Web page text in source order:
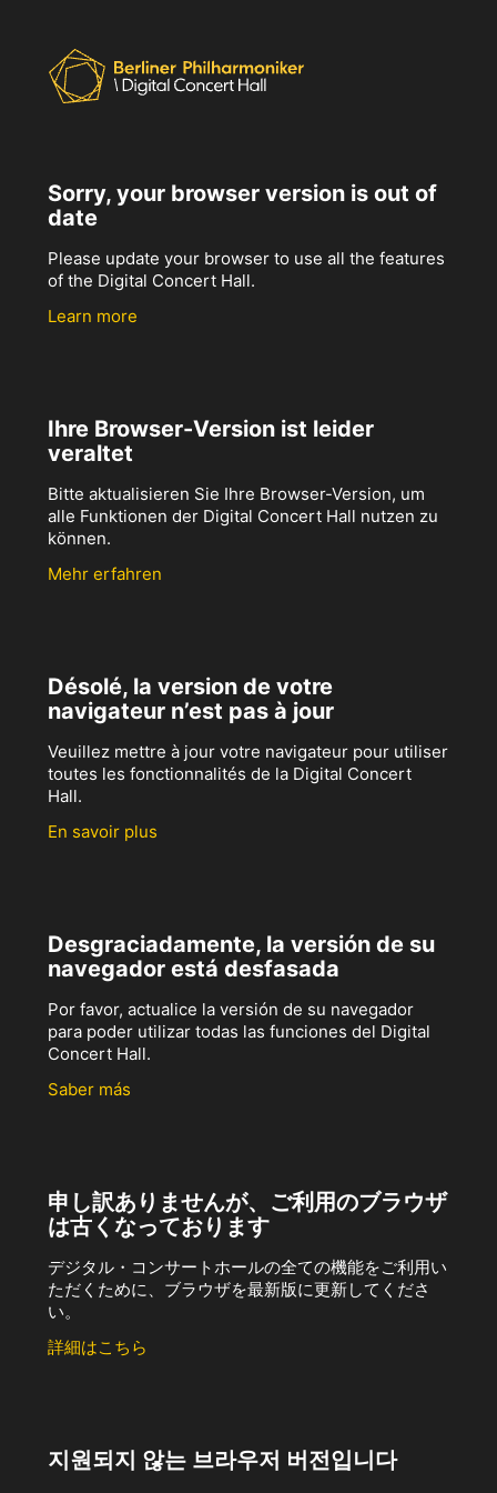
Sorry, your browser version is out of
date
Please update your browser to use all the features
of the Digital Concert Hall.
Learn more
Ihre Browser-Version ist leider
veraltet
Bitte aktualisieren Sie Ihre Browser-Version, um
alle Funktionen der Digital Concert Hall nutzen zu
können.
Mehr erfahren
Désolé, la version de votre
navigateur n’est pas à jour
Veuillez mettre à jour votre navigateur pour utiliser
toutes les fonctionnalités de la Digital Concert
Hall.
En savoir plus
Desgraciadamente, la versión de su
navegador está desfasada
Por favor, actualice la versión de su navegador
para poder utilizar todas las funciones del Digital
Concert Hall.
Saber más
申し訳ありませんが、ご利用のブラウザ
は古くなっております
デジタル・コンサートホールの全ての機能をご利用い
ただくために、ブラウザを最新版に更新してくださ
い。
詳細はこちら
지원되지 않는 브라우저 버전입니다